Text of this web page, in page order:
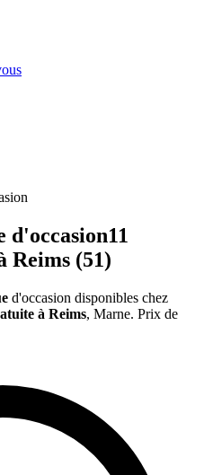
d'occasion11
Reims (51)
d'occasion disponibles chez
à Reims, Marne. Prix de